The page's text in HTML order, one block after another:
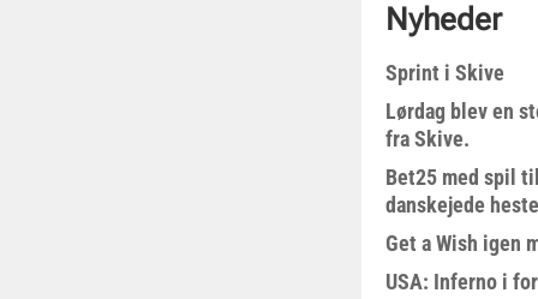
Nyheder
Sprint i Skive
Lørdag blev en
fra Skive.
Bet25 med spil
danskejede
Get a Wish igen
USA: Inferno i